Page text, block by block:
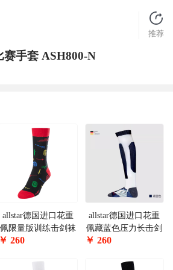
推荐
手套 ASH800-N
allstar德国进口花重
佩限量版训练击剑袜
BFSTR-S
￥ 260
allstar德国进口花重
佩藏蓝色压力长击剑
袜FSTR-UT
￥ 260